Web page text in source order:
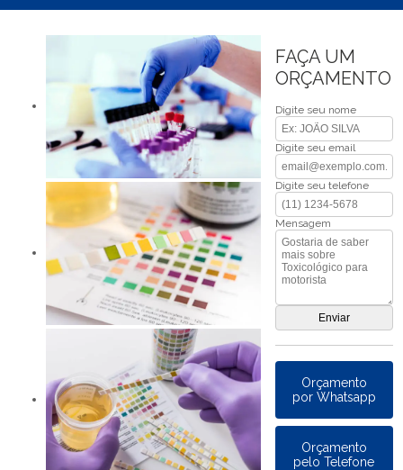
FAÇA UM
ORÇAMENTO
Digite seu nome
Digite seu email
Digite seu telefone
Mensagem
Orçamento
por Whatsapp
Orçamento
pelo Telefone